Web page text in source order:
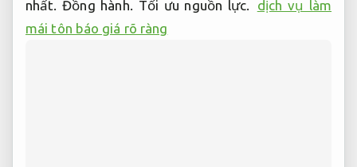
nhất.Đồng hành. Tối ưu nguồn lực.
dịch vụ làm
mái tôn báo giá rõ ràng